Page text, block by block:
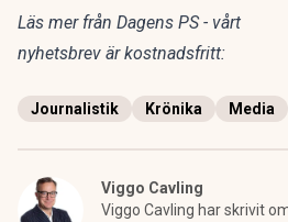
Läs mer från Dagens PS - vårt
nyhetsbrev är kostnadsfritt:
Journalistik Krönika Media
Viggo Cavling
Viggo Cavling har skrivit